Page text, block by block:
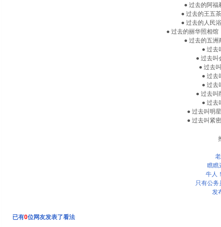
● 过去的阿福
● 过去的王五
● 过去的人民
● 过去的丽华照相馆
● 过去的五洲
● 过去
● 过去叫
● 过去
● 过去
● 过去
● 过去叫
● 过去
● 过去叫明
● 过去叫紧
瞧瞧
牛人
只有公务
发
已有0位网友发表了看法